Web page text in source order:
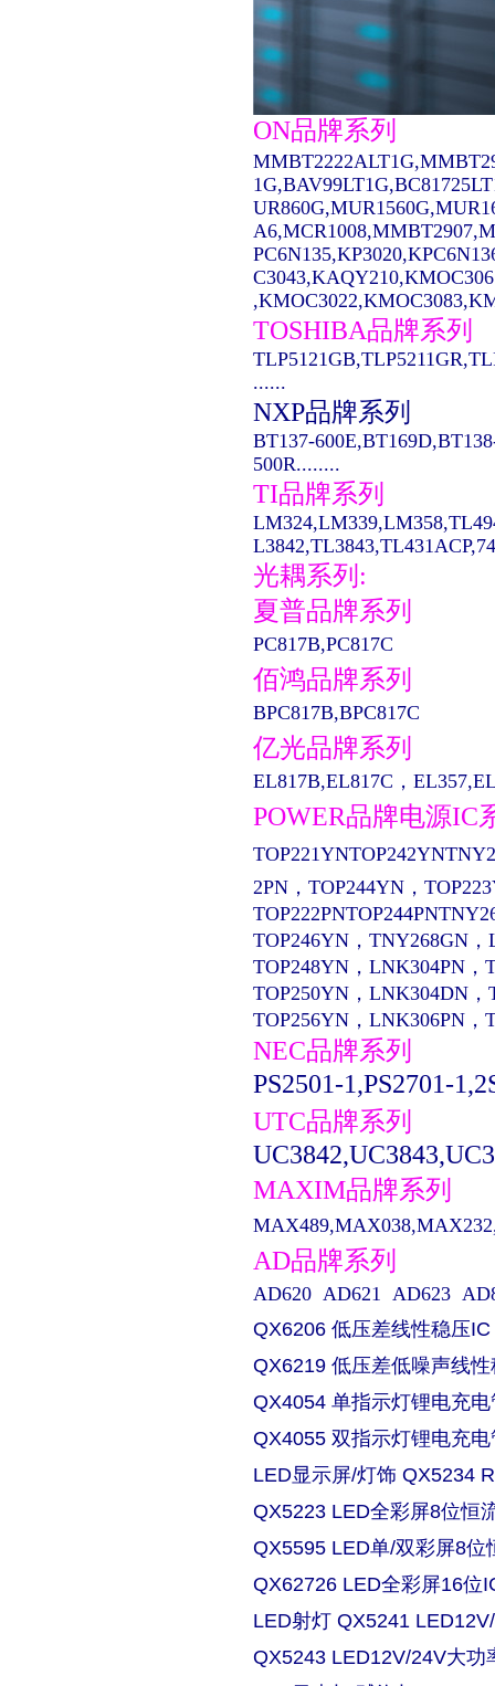
ON品牌系列
TOSHIBA品牌系列
......
NXP品牌系列
BT137-
500R........
TI品牌系列
光耦系列:
夏普品牌系列
PC817B,PC817C
佰鸿品牌系列
BPC817B,BPC817C
亿光品牌系列
EL817B,EL817C，
POWER品牌电源IC
2PN，TOP244YN，
TOP246YN，TNY268GN
TOP248YN，LNK304PN，
TOP250YN，LNK304DN，
TOP256YN，LNK306PN
NEC品牌系列
PS2501-1,PS2701-
UTC品牌系列
MAXIM品牌系列
AD品牌系列
AD620 AD621 AD623
QX6206 低压差线性稳压IC
QX6219 低压差低噪声线
QX4054 单指示灯锂电充
QX4055 双指示灯锂电充
LED显示屏/灯饰 QX5234
QX5223 LED全彩屏8位恒
QX5595 LED单/双彩屏8位
QX62726 LED全彩屏16位
LED射灯 QX5241
QX5243 LED12V/24V大